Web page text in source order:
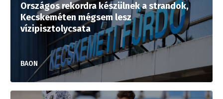
Országos rekordra készülnek a strandok,
Kecskeméten mégsem lesz
vízipisztolycsata
BAON